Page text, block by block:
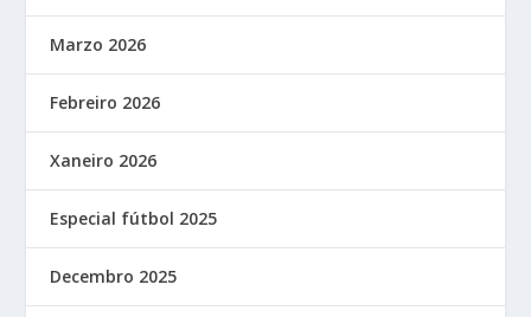
Marzo 2026
Febreiro 2026
Xaneiro 2026
Especial fútbol 2025
Decembro 2025